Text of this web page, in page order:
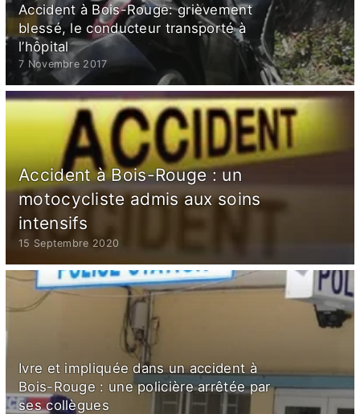
Accident à Bois-Rouge: grièvement
blessé, le conducteur transporté à
l’hôpital
7 Novembre 2017
Accident à Bois-Rouge : un
motocycliste admis aux soins
intensifs
15 Septembre 2020
Ivre et impliquée dans un accident à
Bois-Rouge : une policière arrêtée par
ses collègues